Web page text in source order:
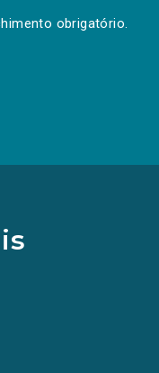
obrigatório.